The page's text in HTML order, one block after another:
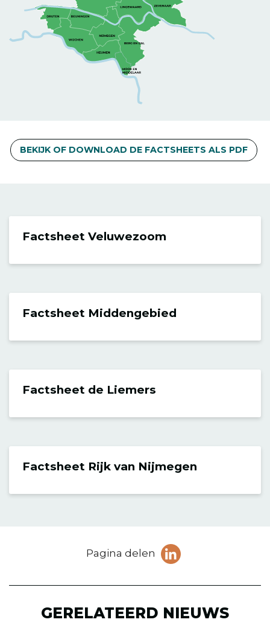
BEKIJK OF DOWNLOAD DE FACTSHEETS ALS PDF
Factsheet Veluwezoom
Factsheet Middengebied
Factsheet de Liemers
Factsheet Rijk van Nijmegen
Pagina delen
pagina
GERELATEERD NIEUWS